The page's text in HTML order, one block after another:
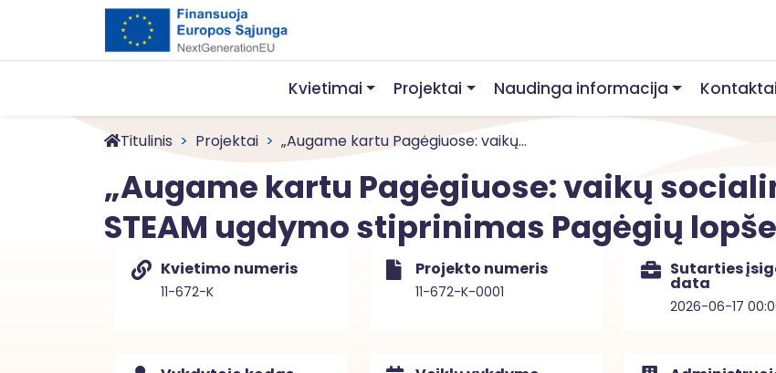
Kvietimai Projektai Naudinga informacija Kontaktai
Titulinis Projektai „Augame kartu Pagėgiuose: vaikų...
„Augame kartu Pagėgiuose: vaikų
STEAM ugdymo stiprinimas Pagėgių
Kvietimo numeris
11-672-K
Projekto numeris
11-672-K-0001
Sutarties
data
2026-06-17